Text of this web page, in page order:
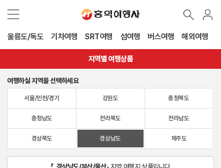
울릉도/독도 기차여행 SRT여행 섬여행 버스여행 해외여행
지역별 여행상품
여행하실 지역을 선택하세요
서울/인천/경기 강원도 충청북도
충청남도 전라북도 전라남도
경상북도 경상남도 제주도